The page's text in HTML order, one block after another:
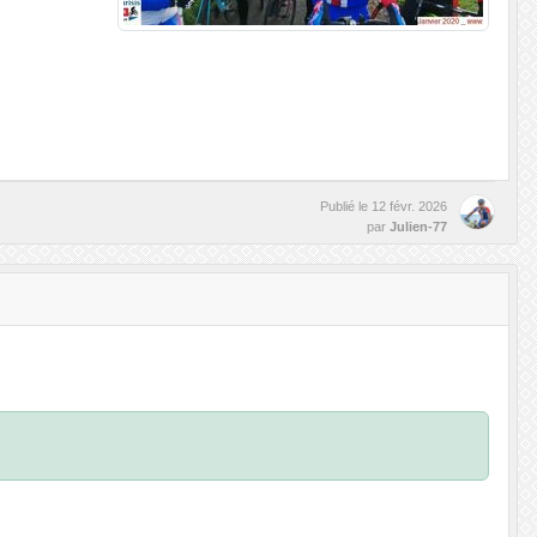
Publié le 12 févr. 2026
par Julien-77